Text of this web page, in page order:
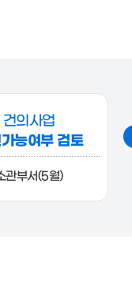
건의사업
능여부 검토
관부서(5월)